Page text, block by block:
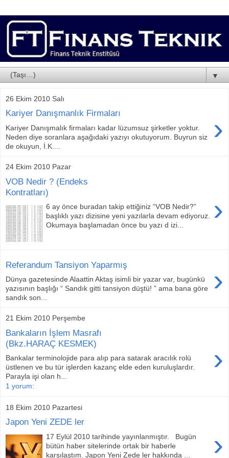
▼
26 Ekim 2010 Salı
Kariyer Danışmanlık Firmaları ›
Kariyer Danışmalık firmaları kadar lüzumsuz şirketler yoktur.
Neden diye soranlara aşağıdaki yazıyı okutuyorum. Buyrun siz
de okuyun, İ.K....
24 Ekim 2010 Pazar
VOB Nedir ? (Endeks
Kontratları)
›
6 ay önce buradan takip ettiğiniz “VOB Nedir?”
başlıklı yazı dizisine yeni yazılarla devam ediyoruz.
Okumaya başlamadan önce bu yazı d izi...
Referandum Tansiyon Yaparmış ›
Dünya gazetesinde Alaattin Aktaş isimli bir yazar var, bugünkü
yazısının başlığı “ Sandık gitti tansiyon düştü! ” ama bana göre
sandık son...
21 Ekim 2010 Perşembe
Bankaların İşlem Masrafı
(Bkz.HARAÇ KESMEK)
›
Bankalar terminolojide para alıp para satarak aracılık rolü
üstlenen ve bu tür işlerden kazanç elde eden kuruluşlardır.
Parayla işi olan h...
1 yorum:
18 Ekim 2010 Pazartesi
Japon Yeni ZEDE ler
›
17 Eylül 2010 tarihinde yayınlanmıştır. Bugün
bütün haber sitelerinde ortak bir haberle
karşılaştım. Japon Yeni Zede ler hakkında ...